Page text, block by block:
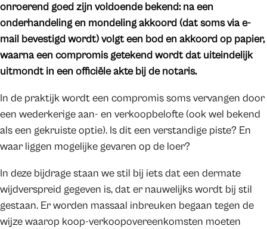
onroerend goed zijn voldoende bekend: na een
onderhandeling en mondeling akkoord (dat soms via e-
mail bevestigd wordt) volgt een bod en akkoord op papier,
waarna een compromis getekend wordt dat uiteindelijk
uitmondt in een officiële akte bij de notaris.
In de praktijk wordt een compromis soms vervangen door
een wederkerige aan- en verkoopbelofte (ook wel bekend
als een gekruiste optie). Is dit een verstandige piste? En
waar liggen mogelijke gevaren op de loer?
In deze bijdrage staan we stil bij iets dat een dermate
wijdverspreid gegeven is, dat er nauwelijks wordt bij stil
gestaan. Er worden massaal inbreuken begaan tegen de
wijze waarop koop-verkoopovereenkomsten moeten